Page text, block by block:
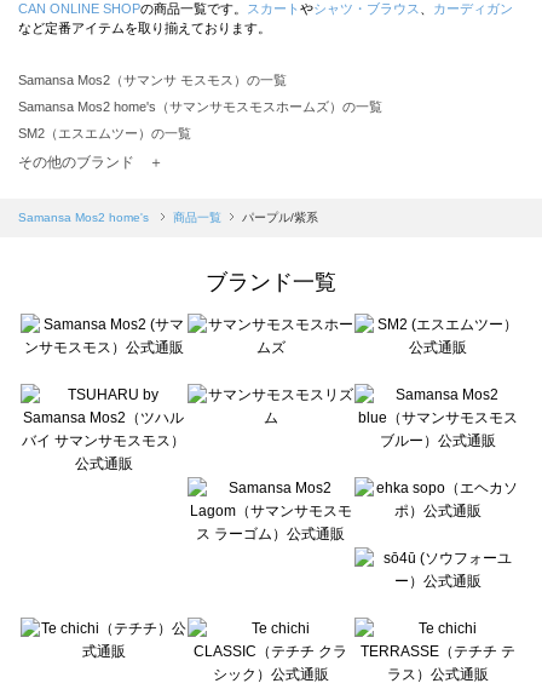
CAN ONLINE SHOPの商品一覧です。 スカート やシャツ・ブラウス
カーディガン
など定番アイテムを取り揃えております。
Samansa Mos2（サマンサ モスモス）の一覧
Samansa Mos2 home's（サマンサモスモスホームズ）の一覧
SM2（エスエムツー）の一覧
TSUHARU by Samansa Mos2（ツハルバイサマンサモスモス）の一覧
Samansa Mos2 blue（サマンサモスモス ブルー）の一覧
Te chichi（テチチ）の一覧
Te chichi CLASSIC（テチチ クラシック）の一覧
Lugnoncure（ルノンキュール）の一覧
BETTY'S BLUE（べティーズブルー）の一覧
Wpc.（ワールドパーティー）の一覧
その他のブランド ＋
Samansa Mos2 home's 商品一覧 パープル/紫系
ブランド一覧